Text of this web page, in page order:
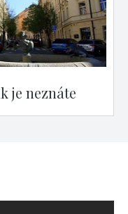
je neznáte